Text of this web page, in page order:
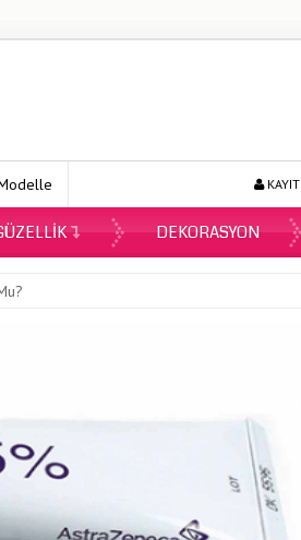
Ecopirin Reçetesiz Alınır Mı 2026?
DEKORASYON
Momecon Krem Kullananlar
Yorumları Nasıldır?